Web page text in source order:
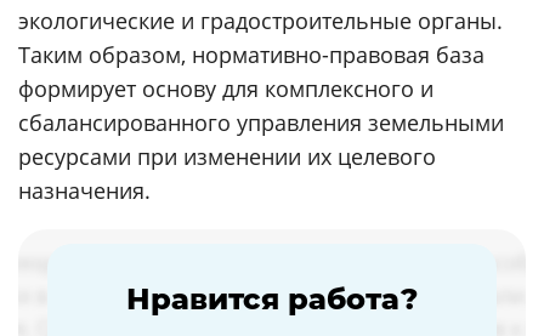
экологические и градостроительные органы.
Таким образом, нормативно-правовая база
формирует основу для комплексного и
сбалансированного управления земельными
ресурсами при изменении их целевого
назначения.
Нравится работа?